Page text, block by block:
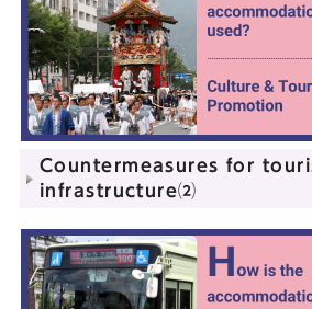
Countermeasures for
infrastructure⑵